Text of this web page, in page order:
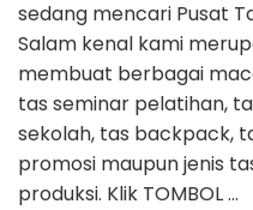
sedang mencari Pusat
Salam kenal kami
membuat berbagai
tas seminar pelatihan,
sekolah, tas backpack,
promosi maupun jenis
produksi. Klik TOMBOL …